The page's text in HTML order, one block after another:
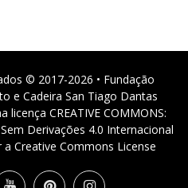
© 2017-2026 • Fundação
e Cadeira San Tiago Dantas
licença CREATIVE COMMONS:
Derivações 4.0 Internacional
Creative Commons License